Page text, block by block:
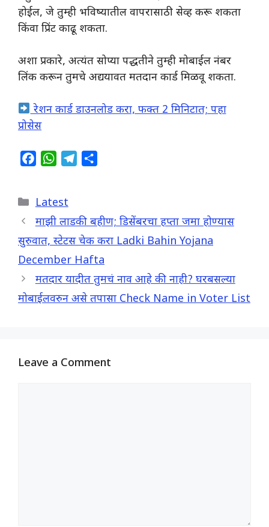
होईल, जे तुम्ही भविष्यातील वापरासाठी सेव्ह करू शकता
किंवा प्रिंट काढू शकता.
अशा प्रकारे, अत्यंत सोप्या पद्धतीने तुम्ही मोबाईल नंबर
लिंक करून तुमचे अद्ययावत मतदान कार्ड मिळवू शकता.
रेशन कार्ड डाउनलोड करा, फक्त 2 मिनिटात; पहा
प्रोसेस
e
b
o
k
W
t
s
A
p
g
r
m
e
Categories
Latest
माझी लाडकी बहीण; डिसेंबरचा हप्ता जमा होण्यास
सुरुवात, स्टेटस चेक करा Ladki Bahin Yojana
December Hafta
मतदार यादीत तुमचं नाव आहे की नाही? घरबसल्या
मोबाईलवरुन असे तपासा Check Name in Voter List
Leave a Comment